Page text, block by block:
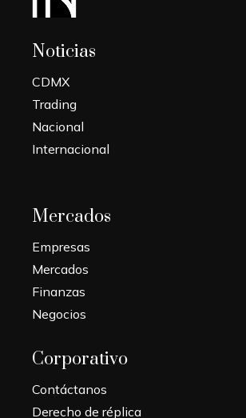
Noticias
CDMX
Trading
Nacional
Internacional
Mercados
Empresas
Mercados
Finanzas
Negocios
Corporativo
Contáctanos
Derecho de réplica